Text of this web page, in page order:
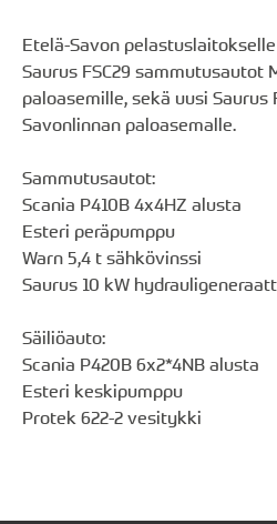
Etelä-Savon
Saurus FSC29 sammutusautot
paloasemille, sekä uusi Saurus
Savonlinnan paloasemalle.
Sammutusautot:
Scania P410B 4x4HZ alusta
Esteri peräpumppu
Warn 5,4 t sähkövinssi
Saurus 10 kW
Säiliöauto:
Scania P420B 6x2*4NB alusta
Esteri keskipumppu
Protek 622-2 vesitykki